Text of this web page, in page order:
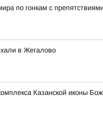
по гонкам с
в Жегалово
Казанской